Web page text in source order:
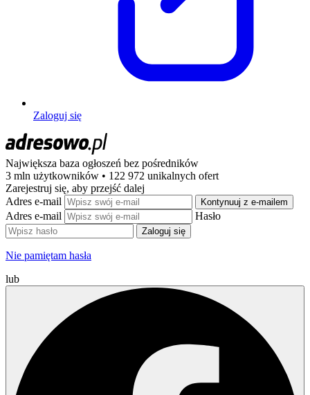
Zaloguj się
Największa baza ogłoszeń bez pośredników
3 mln użytkowników • 122 972 unikalnych ofert
Zarejestruj się, aby przejść dalej
Adres e-mail
Kontynuuj z e-mailem
Adres e-mail Hasło
Zaloguj się
Nie pamiętam hasła
lub